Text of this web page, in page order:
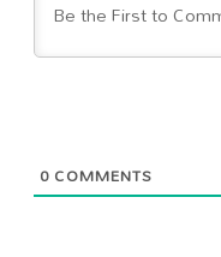
0COMMENTS